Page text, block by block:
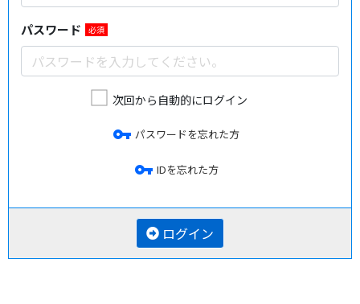
パスワード 必須
次回から自動的にログイン
vpn_key パスワードを忘れた方
vpn_key IDを忘れた方
ログイン